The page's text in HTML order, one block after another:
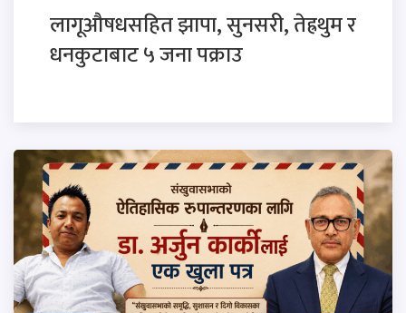
लागूऔषधसहित झापा, सुनसरी, तेह्रथुम र
धनकुटाबाट ५ जना पक्राउ